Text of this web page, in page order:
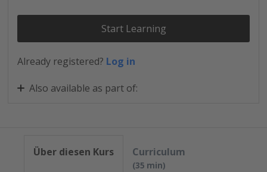
Start Learning
Already registered? Log in
Also available as part of:
Über diesen Kurs Curriculum
35 min